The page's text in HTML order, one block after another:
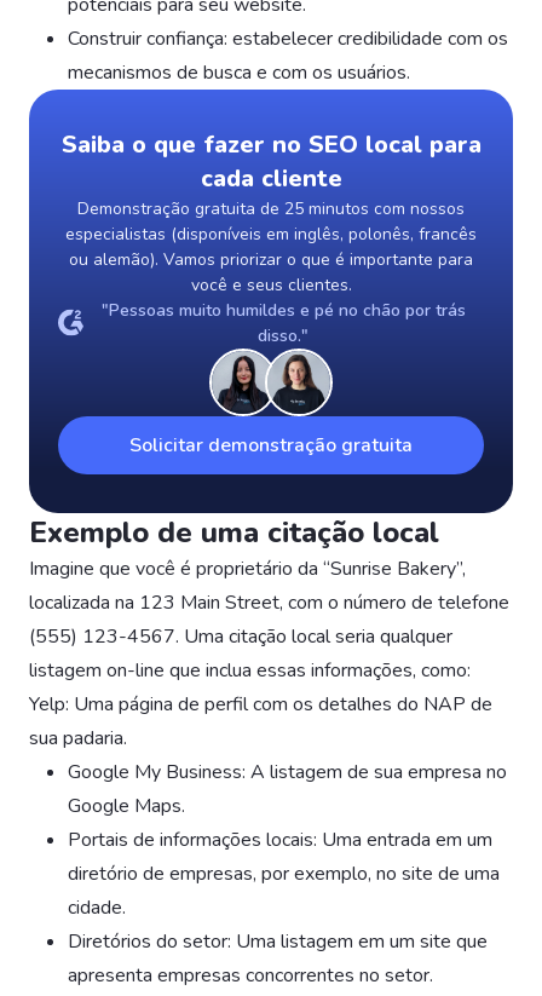
Construir confiança: estabelecer credibilidade com os
mecanismos de busca e com os usuários.
Saiba o que fazer no SEO local para
cada cliente
Demonstração gratuita de 25 minutos com nossos
especialistas (disponíveis em inglês, polonês, francês
ou alemão). Vamos priorizar o que é importante para
você e seus clientes.
"Pessoas muito humildes e pé no chão por trás
disso."
Solicitar demonstração gratuita
Exemplo de uma citação local
Imagine que você é proprietário da “Sunrise Bakery”,
localizada na 123 Main Street, com o número de telefone
(555) 123-4567. Uma citação local seria qualquer
listagem on-line que inclua essas informações, como:
Yelp: Uma página de perfil com os detalhes do NAP de
sua padaria.
Google My Business: A listagem de sua empresa no
Google Maps.
Portais de informações locais: Uma entrada em um
diretório de empresas, por exemplo, no site de uma
cidade.
Diretórios do setor: Uma listagem em um site que
apresenta empresas concorrentes no setor.